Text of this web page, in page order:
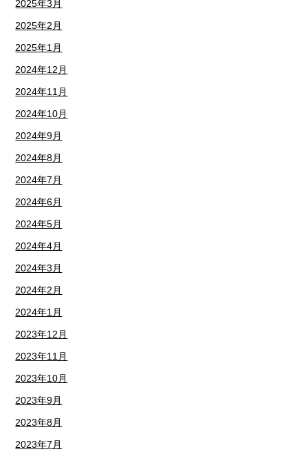
2025年3月
2025年2月
2025年1月
2024年12月
2024年11月
2024年10月
2024年9月
2024年8月
2024年7月
2024年6月
2024年5月
2024年4月
2024年3月
2024年2月
2024年1月
2023年12月
2023年11月
2023年10月
2023年9月
2023年8月
2023年7月